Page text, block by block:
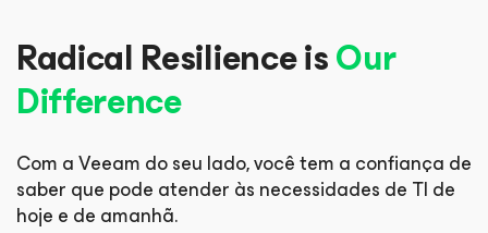
Radical Resilience isOur
Difference
Com a Veeam do seu lado, você tem a confiança de
saber que pode atender às necessidades de TI de
hoje e de amanhã.